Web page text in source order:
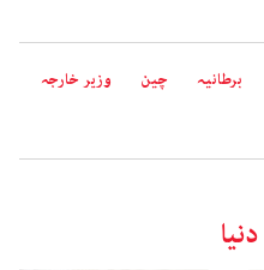
برطانیہ چین
وزیر خارجہ
دنیا